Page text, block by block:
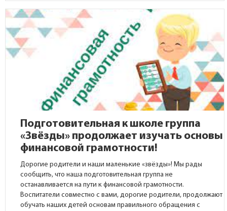
Подготовительная к школе группа
«Звёзды» продолжает изучать основы
финансовой грамотности!
Дорогие родители и наши маленькие «звёзды»! Мы рады
сообщить, что наша подготовительная группа не
останавливается на пути к финансовой грамотности.
Воспитатели совместно с вами, дорогие родители, продолжают
обучать наших детей основам правильного обращения с